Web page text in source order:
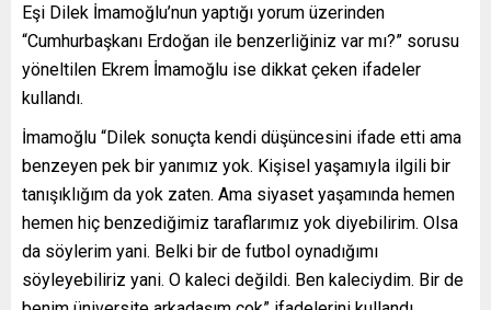
Eşi Dilek İmamoğlu’nun yaptığı yorum üzerinden
“Cumhurbaşkanı Erdoğan ile benzerliğiniz var mı?” sorusu
yöneltilen Ekrem İmamoğlu ise dikkat çeken ifadeler
kullandı.
İmamoğlu “Dilek sonuçta kendi düşüncesini ifade etti ama
benzeyen pek bir yanımız yok. Kişisel yaşamıyla ilgili bir
tanışıklığım da yok zaten. Ama siyaset yaşamında hemen
hemen hiç benzediğimiz taraflarımız yok diyebilirim. Olsa
da söylerim yani. Belki bir de futbol oynadığımı
söyleyebiliriz yani. O kaleci değildi. Ben kaleciydim. Bir de